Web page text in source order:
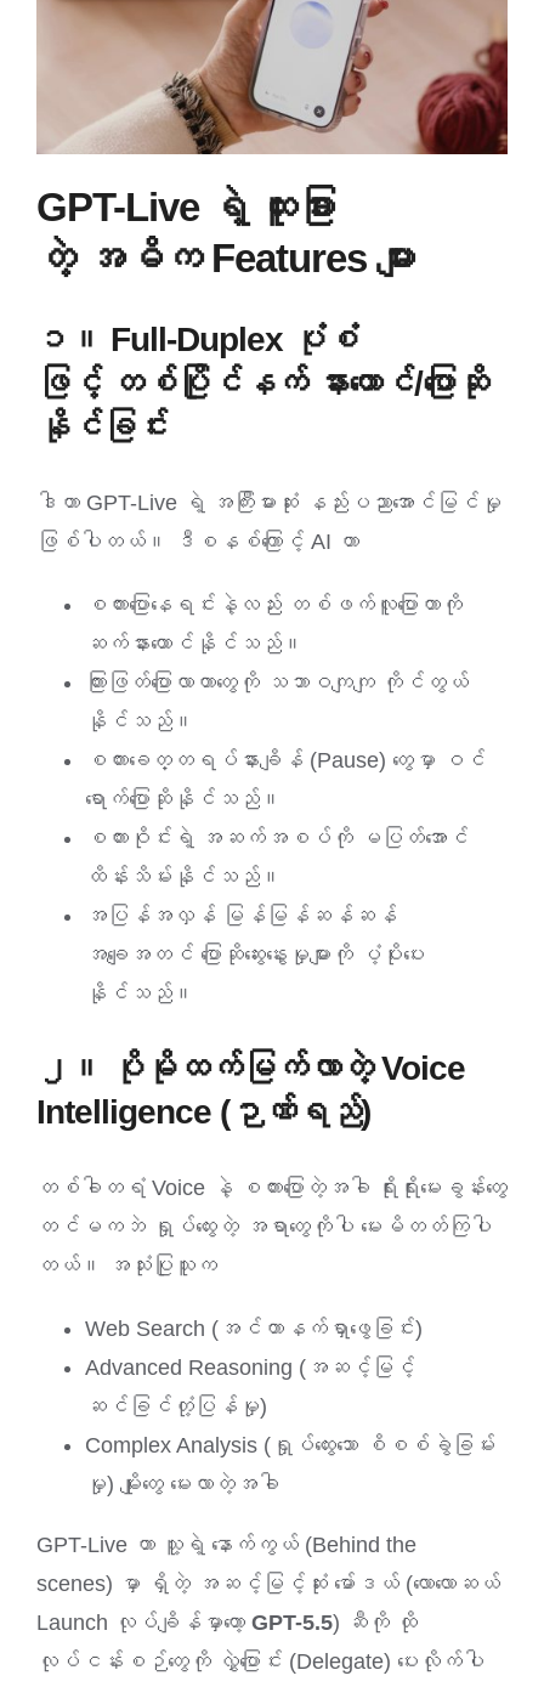
GPT-Live ရဲ့ ထူးခြား
တဲ့ အဓိက Features များ
၁။ Full-Duplex ပုံစံ
ဖြင့် တစ်ပြိုင်နက် နားထောင်/ပြောဆို
နိုင်ခြင်း
ဒါဟာ GPT-Live ရဲ့ အကြီးမားဆုံး နည်းပညာအောင်မြင်မှု
ဖြစ်ပါတယ်။ ဒီစနစ်ကြောင့် AI ဟာ
စကားပြောနေရင်းနဲ့လည်း တစ်ဖက်လူပြောတာကို
ဆက်နားထောင်နိုင်သည်။
ကြားဖြတ်ပြောလာတာတွေကို သဘာဝကျကျ ကိုင်တွယ်
နိုင်သည်။
စကားခေတ္တရပ်နားချိန် (Pause) တွေမှာ ဝင်
ရောက်ပြောဆိုနိုင်သည်။
စကားဝိုင်းရဲ့ အဆက်အစပ်ကို မပြတ်အောင်
ထိန်းသိမ်းနိုင်သည်။
အပြန်အလှန် မြန်မြန်ဆန်ဆန်
အချေအတင် ပြောဆိုဆွေးနွေးမှုများကို ပံ့ပိုးပေး
နိုင်သည်။
၂။ ပိုမိုထက်မြက်လာတဲ့ Voice
Intelligence (ဉာဏ်ရည်)
တစ်ခါတရံ Voice နဲ့ စကားပြောတဲ့အခါ ရိုးရိုးမေးခွန်းတွေ
တင်မကဘဲ ရှုပ်ထွေးတဲ့ အရာတွေကိုပါ မေးမိတတ်ကြပါ
တယ်။ အသုံးပြုသူက
Web Search (အင်တာနက်ရှာဖွေခြင်း)
Advanced Reasoning (အဆင့်မြင့်
ဆင်ခြင်တုံ့ပြန်မှု)
Complex Analysis (ရှုပ်ထွေးသော စိစစ်ခွဲခြမ်း
မှု) မျိုးတွေ မေးလာတဲ့အခါ
GPT-Live ဟာ သူ့ရဲ့ နောက်ကွယ် (Behind the
scenes) မှာ ရှိတဲ့ အဆင့်မြင့်ဆုံး မော်ဒယ် (လောလောဆယ်
Launch လုပ်ချိန်မှာတော့ GPT-5.5) ဆီကို ထို
လုပ်ငန်းစဉ်တွေကို လွှဲပြောင်း (Delegate) ပေးလိုက်ပါ